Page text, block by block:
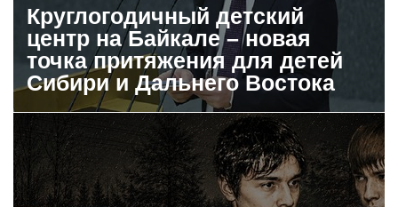
Круглогодичный детский
центр на Байкале – новая
точка притяжения для детей
Сибири и Дальнего Востока